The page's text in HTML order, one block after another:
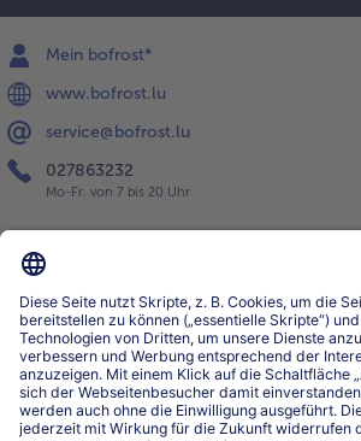
Mein bofrost*
www.bofrost.lu
service@bofrost.lu
027863232
Mo-Fr. von 7 bis 20 Uhr
Service
Über bofrost*
Kategorien